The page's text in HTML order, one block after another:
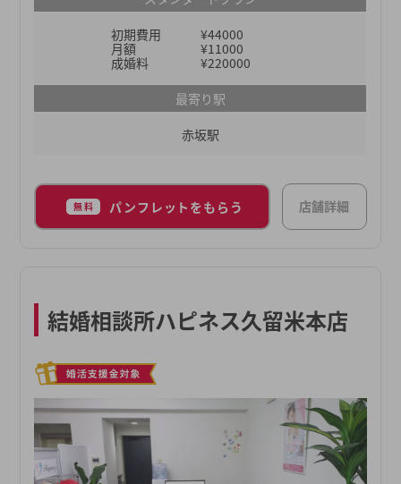
界内でも圧倒的に高い成婚実績を出し続けることが
できています。「婚活を運やご縁まかせにしない」
「確実に結果につながるサポートを行う」をモット
ーに、これからも皆様の “地元婚活” を全力で応援
初期費用
¥44000
月額
¥11000
成婚料
¥220000
最寄り駅
赤坂駅
無料 パンフレットをもらう 店舗詳細
結婚相談所ハピネス久留米本店